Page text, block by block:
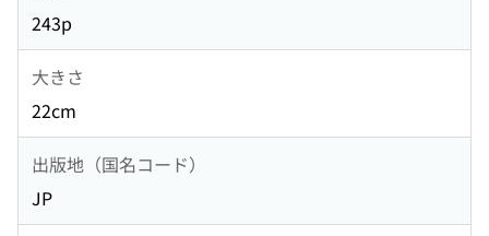
243p
大きさ
22cm
出版地（国名コード）
JP